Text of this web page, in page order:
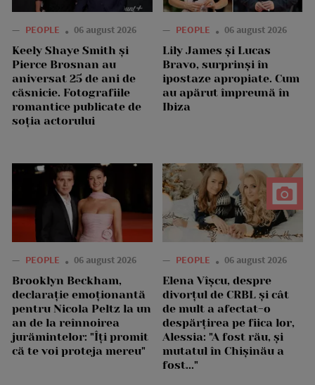
— PEOPLE 06 august 2026
Keely Shaye Smith și
Pierce Brosnan au
aniversat 25 de ani de
căsnicie. Fotografiile
romantice publicate de
soția actorului
— PEOPLE 06 august 2026
Lily James și Lucas
Bravo, surprinși în
ipostaze apropiate. Cum
au apărut împreună în
Ibiza
— PEOPLE 06 august 2026
Brooklyn Beckham,
declarație emoționantă
pentru Nicola Peltz la un
an de la reînnoirea
jurămintelor: "Îți promit
că te voi proteja mereu"
— PEOPLE 06 august 2026
Elena Vîșcu, despre
divorțul de CRBL și cât
de mult a afectat-o
despărțirea pe fiica lor,
Alessia: "A fost rău, și
mutatul în Chișinău a
fost..."